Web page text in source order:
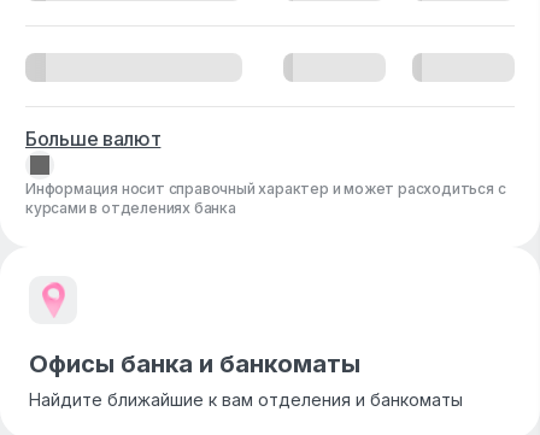
Больше валют
Информация носит справочный характер и может расходиться с
курсами в отделениях банка
Офисы банка и банкоматы
Найдите ближайшие к вам отделения и банкоматы